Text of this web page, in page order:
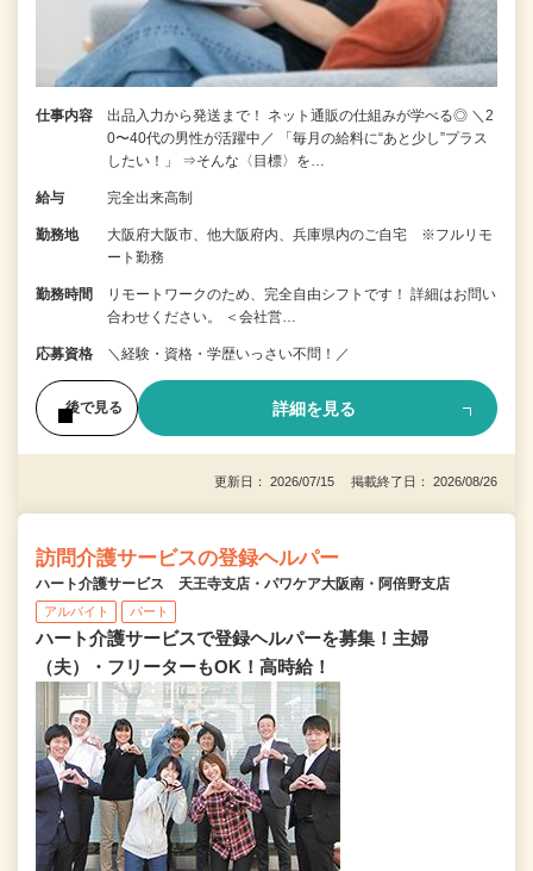
仕事内容
出品入力から発送まで！ ネット通販の仕組みが学べる◎ ＼2
0〜40代の男性が活躍中／ 「毎月の給料に“あと少し”プラス
したい！」 ⇒そんな〈目標〉を…
給与 完全出来高制
勤務地
大阪府大阪市、他大阪府内、兵庫県内のご自宅 ※フルリモ
ート勤務
勤務時間
リモートワークのため、完全自由シフトです！ 詳細はお問い
合わせください。 ＜会社営…
応募資格 ＼経験・資格・学歴いっさい不問！／
後で見る 詳細を見る
更新日： 2026/07/15 掲載終了日： 2026/08/26
訪問介護サービスの登録ヘルパー
ハート介護サービス 天王寺支店・パワケア大阪南・阿倍野支店
アルバイト パート
ハート介護サービスで登録ヘルパーを募集！主婦
（夫）・フリーターもOK！高時給！